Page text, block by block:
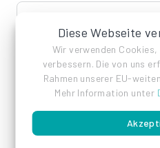
Diese Webseite
Wir verwenden
verbessern. Die von uns
Rahmen unserer EU-
Mehr Information unter
language
ImpressumDatenschutzAGB